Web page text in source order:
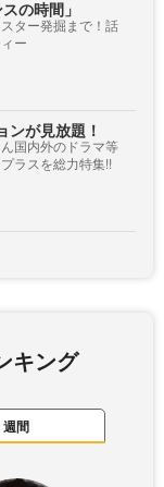
の時間」
ター発掘まで！話
ー
ンが見放題！
国内外のドラマ等
ラスを総力特集!!
キング
週間